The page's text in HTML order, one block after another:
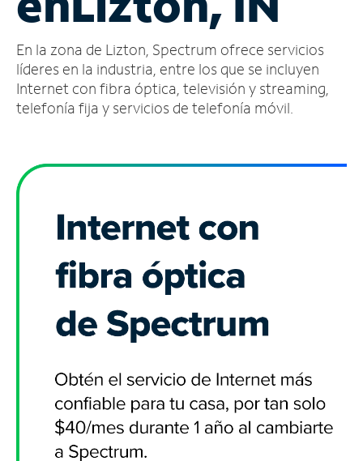
cuenta
Encuentra
una
tienda
En la zona de Lizton, Spectrum ofrece servicios
líderes en la industria, entre los que se incluyen
Internet con fibra óptica, televisión y streaming,
telefonía fija y servicios de telefonía móvil.